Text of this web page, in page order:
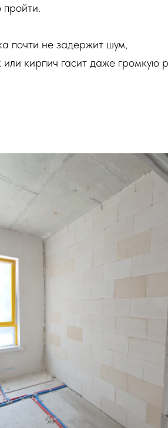
пройти.
почти не задержит шум,
кирпич гасит даже громкую